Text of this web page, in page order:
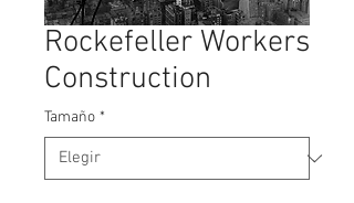
Rockefeller Workers
Construction
Tamaño *